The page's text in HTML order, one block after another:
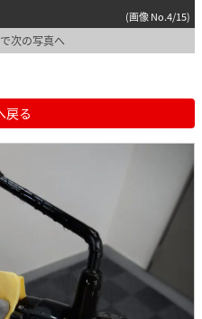
(画像 No.4/15)
次の写真へ
戻る